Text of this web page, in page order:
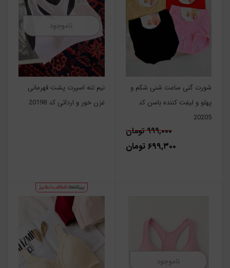
شورت گنی ساعت شنی شکم و
پهلو و لیفت کننده باسن کد
20205
۹۹۹,۰۰۰ تومان
۶۹۹,۳۰۰ تومان
نیم تنه اسپرت پشت قهرمانی
غزن خور و.ارداتی کد 20198
ناموجود
ناموجود